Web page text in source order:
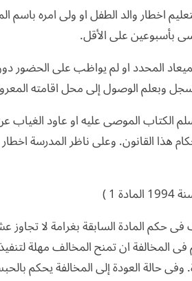
اخطار والد الطفل او ولى امره باسم
بأسبوعين على الأقل.
المحدد او لم يواظب على
وبعلم الوصول إلى محل اقامته
الكتاب الموصى عليه او عاود
هذا القانون. وعلى ناظر المدرسة اخطار
حكم المادة السابقة بغرامة لا تجاوز
المخالفة ان تمنح المخالف مهلة
وفى حالة العودة إلى المخالفة يحكم